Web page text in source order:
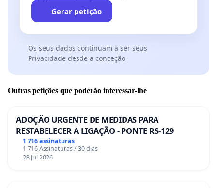
Gerar petição
Os seus dados continuam a ser seus
Privacidade desde a conceção
Outras petições que poderão interessar-lhe
ADOÇÃO URGENTE DE MEDIDAS PARA
RESTABELECER A LIGAÇÃO - PONTE RS-129
1 716 assinaturas
1 716 Assinaturas / 30 dias
28 Jul 2026